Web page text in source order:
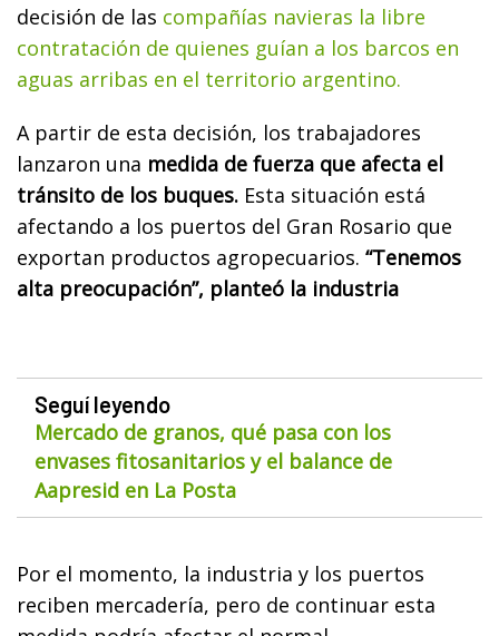
decisión de las compañías navieras la libre
contratación de quienes guían a los barcos en
aguas arribas en el territorio argentino.
A partir de esta decisión, los trabajadores
lanzaron una medida de fuerza que afecta el
tránsito de los buques. Esta situación está
afectando a los puertos del Gran Rosario que
exportan productos agropecuarios. “Tenemos
alta preocupación”, planteó la industria
Seguí leyendo
Mercado de granos, qué pasa con los
envases fitosanitarios y el balance de
Aapresid en La Posta
Por el momento, la industria y los puertos
reciben mercadería, pero de continuar esta